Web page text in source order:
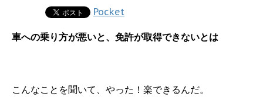
Pocket
車への乗り方が悪いと、免許が取得できないとは
こんなことを聞いて、やった！楽できるんだ。